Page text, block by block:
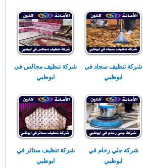
شركة تنظيف سجاد في
ابوظبي
شركة تنظيف مجالس في
ابوظبي
شركة جلي رخام في
ابوظبي
شركة تنظيف ستائر في
ابوظبي